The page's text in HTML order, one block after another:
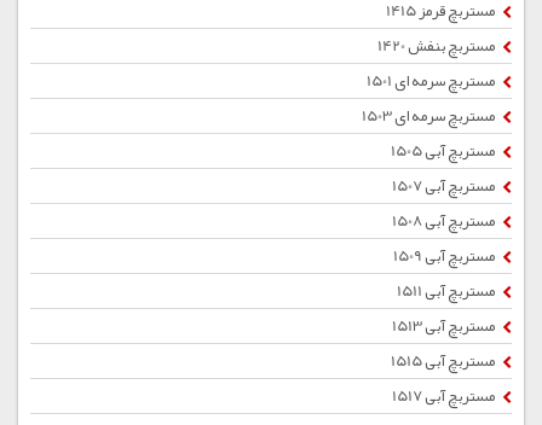
مستربچ قرمز 1415
مستربچ بنفش 1420
مستربچ سرمه ای 1501
مستربچ سرمه ای 1503
مستربچ آبی 1505
مستربچ آبی 1507
مستربچ آبی 1508
مستربچ آبی 1509
مستربچ آبی 1511
مستربچ آبی 1513
مستربچ آبی 1515
مستربچ آبی 1517